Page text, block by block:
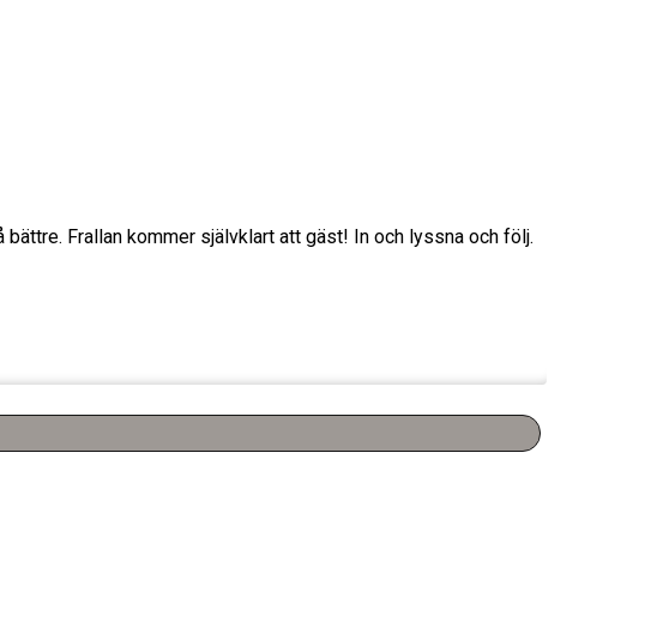
Frallan kommer självklart att gäst! In och lyssna och följ.